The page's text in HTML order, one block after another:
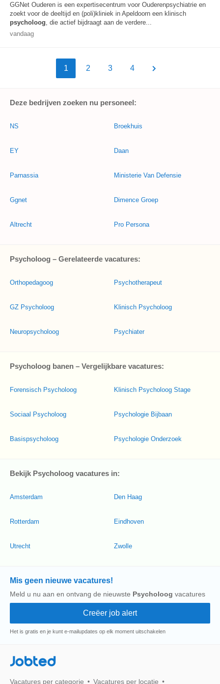
GGNet Ouderen is een expertisecentrum voor Ouderenpsychiatrie en
zoekt voor de deeltijd en (poli)kliniek in Apeldoorn een klinisch
psycholoog, die actief bijdraagt aan de verdere...
vandaag
1 2 3 4
Deze bedrijven zoeken nu personeel:
NS
EY
Parnassia
Ggnet
Altrecht
Broekhuis
Daan
Ministerie Van Defensie
Dimence Groep
Pro Persona
Psycholoog – Gerelateerde vacatures:
Orthopedagoog
GZ Psycholoog
Neuropsycholoog
Psychotherapeut
Klinisch Psycholoog
Psychiater
Psycholoog banen – Vergelijkbare vacatures:
Forensisch Psycholoog
Sociaal Psycholoog
Basispsycholoog
Klinisch Psycholoog Stage
Psychologie Bijbaan
Psychologie Onderzoek
Bekijk Psycholoog vacatures in:
Amsterdam
Rotterdam
Utrecht
Den Haag
Eindhoven
Zwolle
Mis geen nieuwe vacatures!
Meld u nu aan en ontvang de nieuwste Psycholoog vacatures
Het is gratis en je kunt e-mailupdates op elk moment uitschakelen
Jobted
Vacatures per categorie Vacatures per locatie